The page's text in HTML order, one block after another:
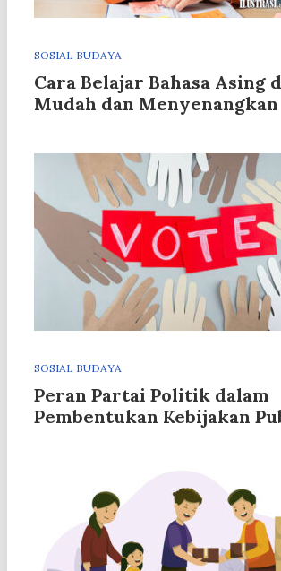
SOSIAL BUDAYA
Cara Belajar Bahasa Asing
Mudah dan Menyenangkan
SOSIAL BUDAYA
Peran Partai Politik dalam
Pembentukan Kebijakan